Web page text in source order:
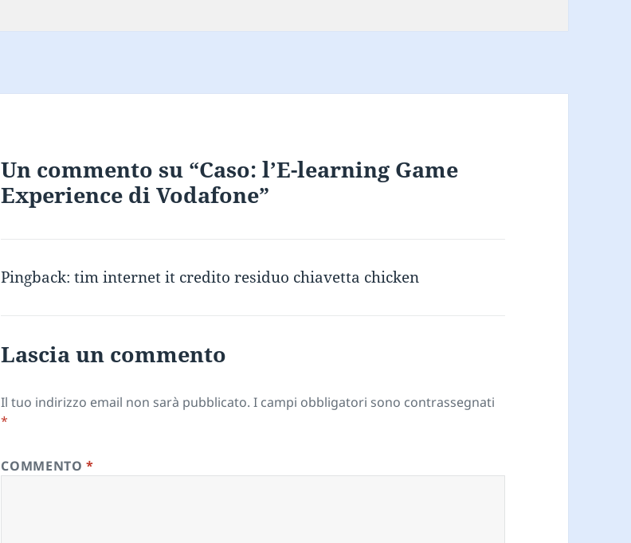
Un commento su “Caso: l’E-learning Game
Experience di Vodafone”
Pingback:tim internet it credito residuo chiavetta chicken
Lascia un commento
Il tuo indirizzo email non sarà pubblicato. I campi obbligatori sono contrassegnati
*
COMMENTO*